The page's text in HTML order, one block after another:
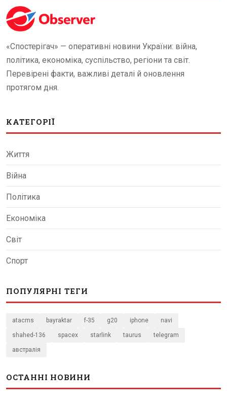
«Спостерігач» — оперативні новини України: війна,
політика, економіка, суспільство, регіони та світ.
Перевірені факти, важливі деталі й оновлення
протягом дня.
КАТЕГОРІЇ
Життя
Війна
Політика
Економіка
Світ
Спорт
ПОПУЛЯРНІ ТЕГИ
atacms bayraktar f-35 g20 iphone navi
shahed-136 spacex starlink taurus telegram
австралія
ОСТАННІ НОВИНИ